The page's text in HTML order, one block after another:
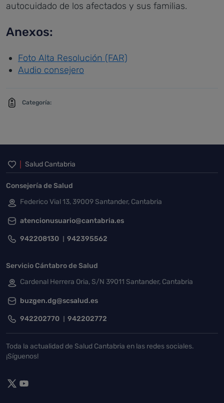
autocuidado de los afectados y sus familias.
Anexos:
Foto Alta Resolución (FAR)
Audio consejero
Categoría:
Inicio del pie de página
Salud Cantabria
Consejería de Salud
Federico Vial 13, 39009 Santander, Cantabria
atencionusuario@cantabria.es
942208130 942395562
Servicio Cántabro de Salud
Cardenal Herrera Oria, S/N 39011 Santander, Cantabria
buzgen.dg@scsalud.es
942202770 942202772
Toda la actualidad de Salud Cantabria en las redes sociales.
¡Síguenos!